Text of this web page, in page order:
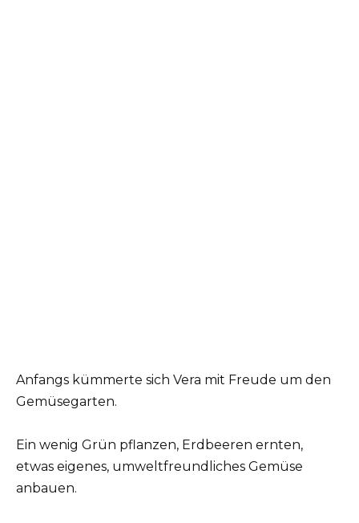
Anfangs kümmerte sich Vera mit Freude um den
Gemüsegarten.
Ein wenig Grün pflanzen, Erdbeeren ernten,
etwas eigenes, umweltfreundliches Gemüse
anbauen.